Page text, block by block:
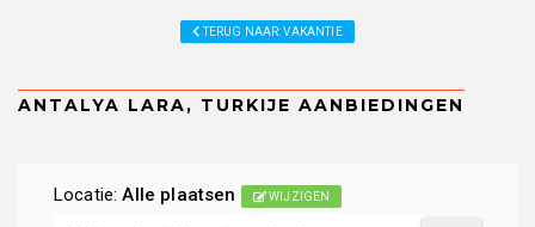
TERUG NAAR: VAKANTIE
Locatie:Alle plaatsen WIJZIGEN